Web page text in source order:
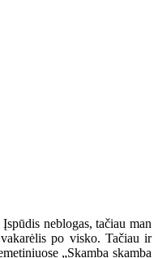
neblogas, tačiau man
po visko. Tačiau ir
„Skamba skamba